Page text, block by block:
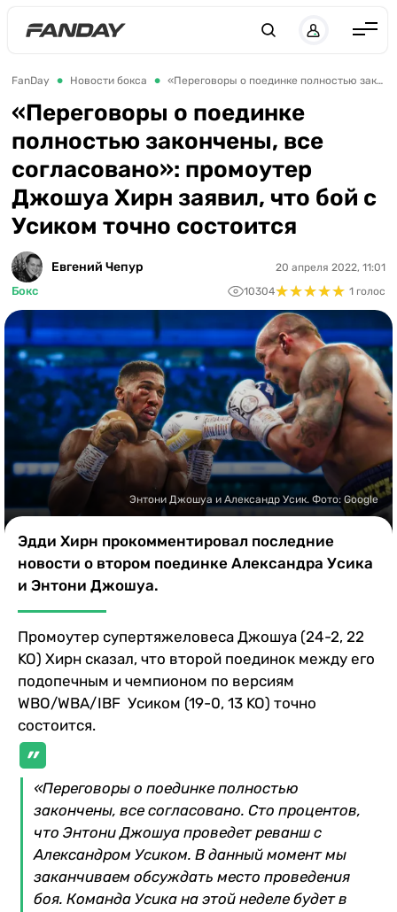
Англия
Испания
Германия
Италия
Франция
Украина
ЛЧ
ЧЕ-2028
Букмекеры
Казино
FanDay Новости бокса «Переговоры о поединке полностью закончены, все согласовано»: промоутер Джошуа Хирн заявил, что бой с Усиком точно состоится
«Переговоры о поединке
полностью закончены, все
согласовано»: промоутер
Джошуа Хирн заявил, что бой с
Усиком точно состоится
Евгений Чепур
Бокс
20 апреля 2022, 11:01
10304★★★★★
★★★★★ 1 голос
Энтони Джошуа и Александр Усик. Фото: Google
Эдди Хирн прокомментировал последние
новости о втором поединке Александра Усика
и Энтони Джошуа.
Промоутер супертяжеловеса Джошуа (24-2, 22
KO) Хирн сказал, что второй поединок между его
подопечным и чемпионом по версиям
WBO/WBA/IBF Усиком (19-0, 13 KO) точно
состоится.
«Переговоры о поединке полностью
закончены, все согласовано. Сто процентов,
что Энтони Джошуа проведет реванш с
Александром Усиком. В данный момент мы
заканчиваем обсуждать место проведения
боя. Команда Усика на этой неделе будет в